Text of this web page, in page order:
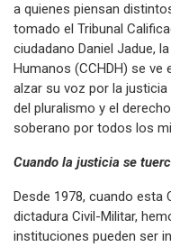
a quienes piensan
tomado el Tribunal
ciudadano Daniel Jadue,
Humanos (CCHDH) se
alzar su voz por la
del pluralismo y el
soberano por todos los
Cuando la justicia se
Desde 1978, cuando esta
dictadura Civil-Militar,
instituciones pueden ser